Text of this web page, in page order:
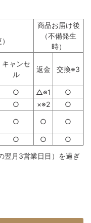
商品お届け後
（不備発生
時）
キャンセ
ル
返金 交換※3
○ △※1
○
○ ×※2
○
○ ○ ○
○ ○
○
翌月3営業日目）を過ぎ